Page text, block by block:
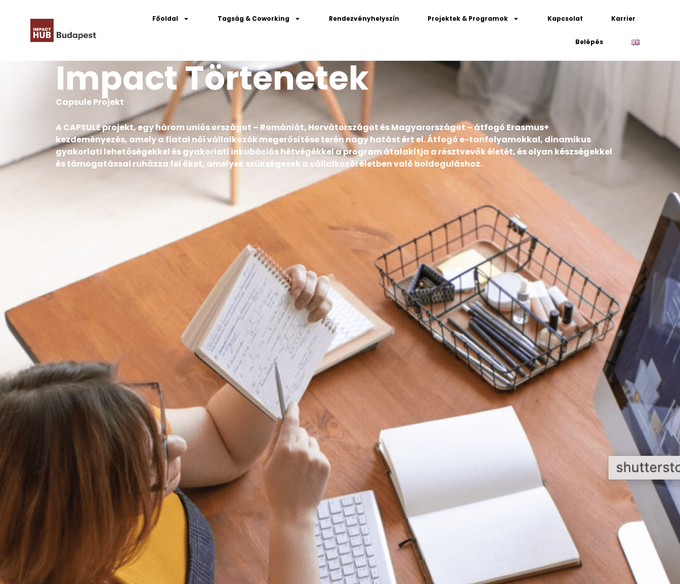
Főoldal Tagság & Coworking Rendezvényhelyszín Projektek & Programok Kapcsolat Karrier
Belépés
Impact Történetek
Capsule Projekt
A CAPSULE projekt, egy három uniós országot – Romániát, Horvátországot és Magyarországot – átfogó Erasmus+
kezdeményezés, amely a fiatal női vállalkozók megerősítése terén nagy hatást ért el. Átfogó e-tanfolyamokkal, dinamikus
gyakorlati lehetőségekkel és gyakorlati inkubációs hétvégékkel a program átalakítja a résztvevők életét, és olyan készségekkel
és támogatással ruházza fel őket, amelyek szükségesek a vállalkozói életben való boldoguláshoz.